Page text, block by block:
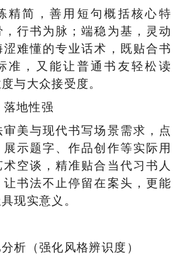
精简，善用短句概括核心特
行书为脉；端稳为基，灵动
难懂的专业话术，既贴合书
准，又能让普通书友轻松读
与大众接受度。
地性强
美与现代书写场景需求，点
示题字、作品创作等实际用
空谈，精准贴合当代习书人
书法不止停留在案头，更能
现实意义。
析（强化风格辨识度）